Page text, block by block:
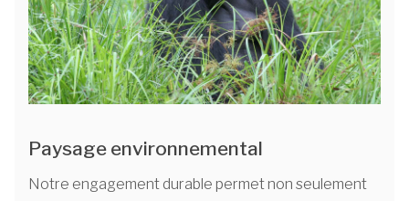
Paysage environnemental
Notre engagement durable permet non seulement